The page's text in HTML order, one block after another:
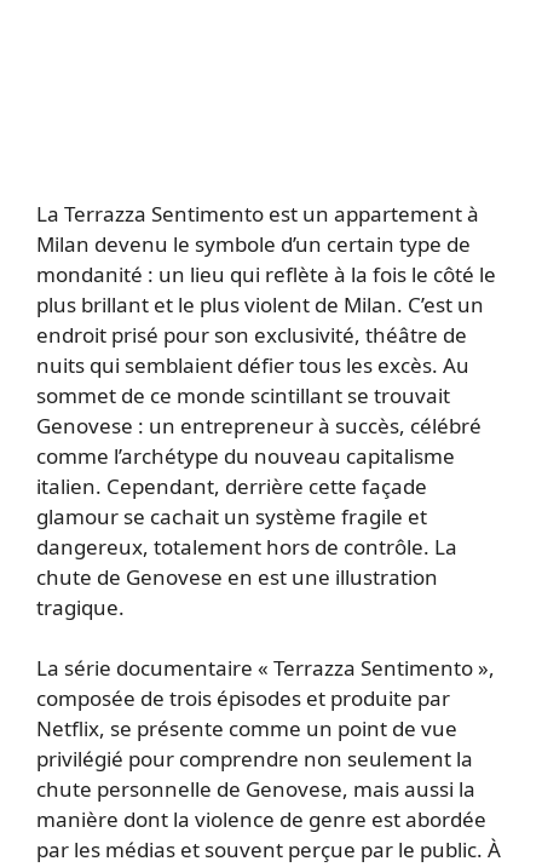
La Terrazza Sentimento est un appartement à
Milan devenu le symbole d’un certain type de
mondanité : un lieu qui reflète à la fois le côté le
plus brillant et le plus violent de Milan. C’est un
endroit prisé pour son exclusivité, théâtre de
nuits qui semblaient défier tous les excès. Au
sommet de ce monde scintillant se trouvait
Genovese : un entrepreneur à succès, célébré
comme l’archétype du nouveau capitalisme
italien. Cependant, derrière cette façade
glamour se cachait un système fragile et
dangereux, totalement hors de contrôle. La
chute de Genovese en est une illustration
tragique.
La série documentaire « Terrazza Sentimento »,
composée de trois épisodes et produite par
Netflix, se présente comme un point de vue
privilégié pour comprendre non seulement la
chute personnelle de Genovese, mais aussi la
manière dont la violence de genre est abordée
par les médias et souvent perçue par le public. À